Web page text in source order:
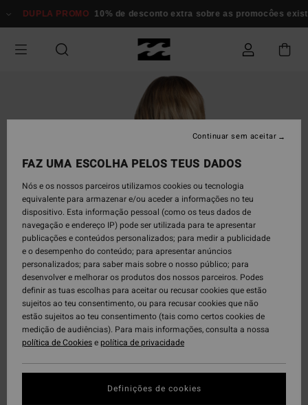
para
informação
DUPLA PROMO 10% de desconto extra sobre as promocôes
FAZ UMA ESCOLHA PELOS TEUS DADOS
Nós e os nossos parceiros utilizamos cookies ou tecnologia
equivalente para armazenar e/ou aceder a informações no teu
dispositivo. Esta informação pessoal (como os teus dados de
navegação e endereço IP) pode ser utilizada para te apresentar
publicações e conteúdos personalizados; para medir a publicidade
e o desempenho do conteúdo; para apresentar anúncios
personalizados; para saber mais sobre o nosso público; para
desenvolver e melhorar os produtos dos nossos parceiros. Podes
definir as tuas escolhas para aceitar ou recusar cookies que estão
sujeitos ao teu consentimento, ou para recusar cookies que não
estão sujeitos ao teu consentimento (tais como certos cookies de
medição de audiências). Para mais informações, consulta a nossa
política de Cookiesepolítica de privacidade
Definições de cookies
Continuar sem aceitar